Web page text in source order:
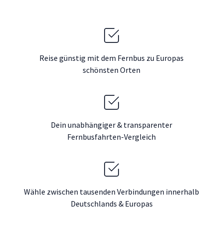
Reise günstig mit dem Fernbus zu Europas
schönsten Orten
Dein unabhängiger & transparenter
Fernbusfahrten-Vergleich
Wähle zwischen tausenden Verbindungen innerhalb
Deutschlands & Europas